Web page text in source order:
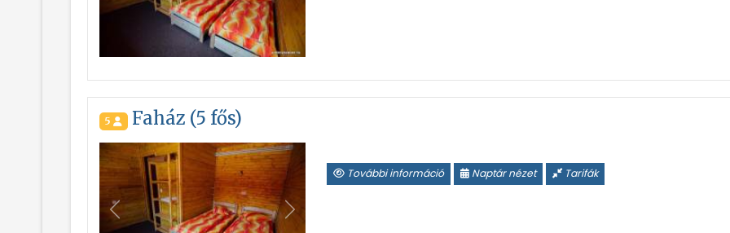
5 Faház (5 fős)
Vissza Következő
További információ Naptár nézet Tarifák